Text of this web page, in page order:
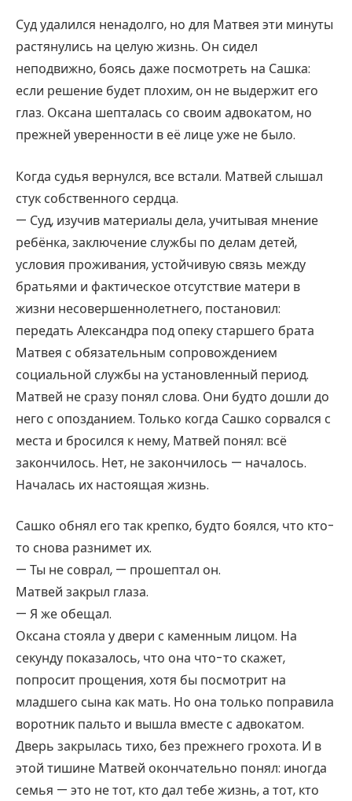
Суд удалился ненадолго, но для Матвея эти минуты
растянулись на целую жизнь. Он сидел
неподвижно, боясь даже посмотреть на Сашка:
если решение будет плохим, он не выдержит его
глаз. Оксана шепталась со своим адвокатом, но
прежней уверенности в её лице уже не было.
Когда судья вернулся, все встали. Матвей слышал
стук собственного сердца.
— Суд, изучив материалы дела, учитывая мнение
ребёнка, заключение службы по делам детей,
условия проживания, устойчивую связь между
братьями и фактическое отсутствие матери в
жизни несовершеннолетнего, постановил:
передать Александра под опеку старшего брата
Матвея с обязательным сопровождением
социальной службы на установленный период.
Матвей не сразу понял слова. Они будто дошли до
него с опозданием. Только когда Сашко сорвался с
места и бросился к нему, Матвей понял: всё
закончилось. Нет, не закончилось — началось.
Началась их настоящая жизнь.
Сашко обнял его так крепко, будто боялся, что кто-
то снова разнимет их.
— Ты не соврал, — прошептал он.
Матвей закрыл глаза.
— Я же обещал.
Оксана стояла у двери с каменным лицом. На
секунду показалось, что она что-то скажет,
попросит прощения, хотя бы посмотрит на
младшего сына как мать. Но она только поправила
воротник пальто и вышла вместе с адвокатом.
Дверь закрылась тихо, без прежнего грохота. И в
этой тишине Матвей окончательно понял: иногда
семья — это не тот, кто дал тебе жизнь, а тот, кто